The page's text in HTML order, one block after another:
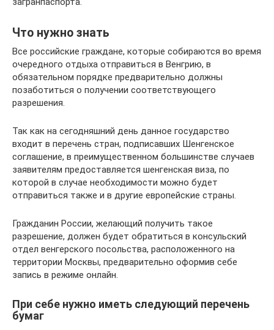
Что нужно знать
Все российские граждане, которые собираются во время
очередного отдыха отправиться в Венгрию, в
обязательном порядке предварительно должны
позаботиться о получении соответствующего
разрешения.
Так как на сегодняшний день данное государство
входит в перечень стран, подписавших Шенгенское
соглашение, в преимущественном большинстве случаев
заявителям предоставляется шенгенская виза, по
которой в случае необходимости можно будет
отправиться также и в другие европейские страны.
Гражданин России, желающий получить такое
разрешение, должен будет обратиться в консульский
отдел венгерского посольства, расположенного на
территории Москвы, предварительно оформив себе
запись в режиме онлайн.
При себе нужно иметь следующий перечень
бумаг